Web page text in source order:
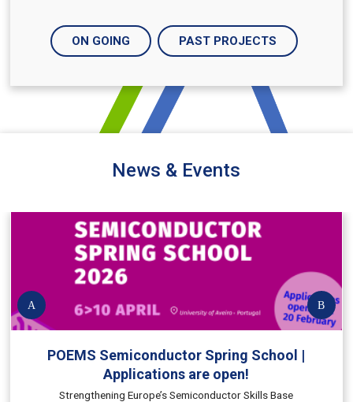
ON GOING PAST PROJECTS
News & Events
prev
obra
POEMS
Semiconductor
Spring
School
POEMS Semiconductor Spring School |
Applications are open!
Strengthening Europe’s Semiconductor Skills Base
next
obra